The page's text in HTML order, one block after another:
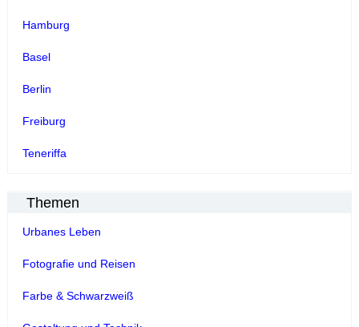
Hamburg
Basel
Berlin
Freiburg
Teneriffa
Themen
Urbanes Leben
Fotografie und Reisen
Farbe & Schwarzweiß